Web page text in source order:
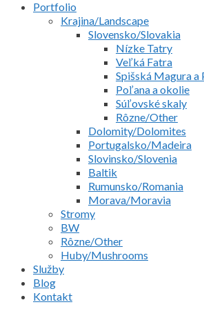
Portfolio
Krajina/Landscape
Slovensko/Slovakia
Nízke Tatry
Veľká Fatra
Spišská Magura a
Poľana a okolie
Súľovské skaly
Rôzne/Other
Dolomity/Dolomites
Portugalsko/Madeira
Slovinsko/Slovenia
Baltik
Rumunsko/Romania
Morava/Moravia
Stromy
BW
Rôzne/Other
Huby/Mushrooms
Služby
Blog
Kontakt